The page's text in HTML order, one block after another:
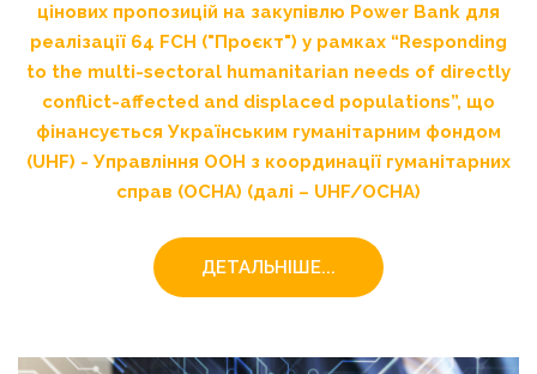
цінових пропозицій на закупівлю Power Bank для
реалізації 64 FСH ("Проєкт") у рамках “Responding
to the multi-sectoral humanitarian needs of directly
conflict-affected and displaced populations”, що
фінансується Українським гуманітарним фондом
(UHF) - Управління ООН з координації гуманітарних
справ (OCHA) (далі – UHF/OCHA)
ДЕТАЛЬНІШЕ...